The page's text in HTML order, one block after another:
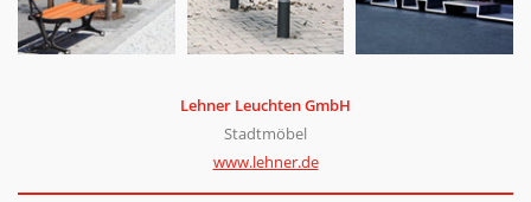
Lehn­er Leucht­en GmbH
Stadt­mö­bel
www.lehner.de